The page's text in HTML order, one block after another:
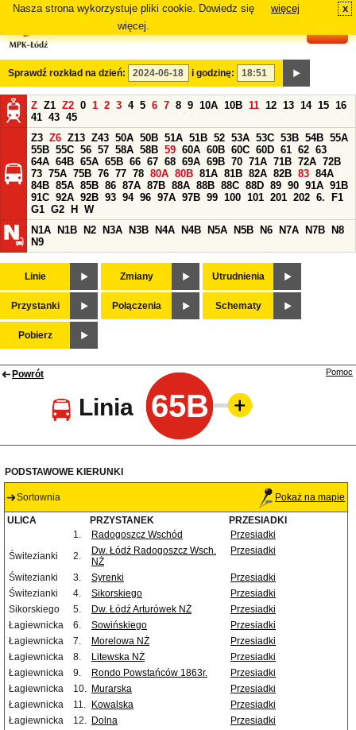
Nasza strona wykorzystuje pliki cookie. Dowiedz się
więcej.
więcej x
Sprawdź rozkład na dzień: i godzinę:
Z Z1 Z2 0 1 2 3 4 5 6 7 8 9 10A 10B 11 12 13 14 15 16
41 43 45
Z3 Z6 Z13 Z43 50A 50B 51A 51B 52 53A 53C 53B 54B 55A
55B 55C 56 57 58A 58B 59 60A 60B 60C 60D 61 62 63
64A 64B 65A 65B 66 67 68 69A 69B 70 71A 71B 72A 72B
73 75A 75B 76 77 78 80A 80B 81A 81B 82A 82B 83 84A
84B 85A 85B 86 87A 87B 88A 88B 88C 88D 89 90 91A 91B
91C 92A 92B 93 94 96 97A 97B 99 100 101 201 202 6.
F1
G1 G2 H
W
N1A
N1B N2 N3A N3B N4A N4B N5A N5B N6 N7A N7B
N8
N9
Linie Zmiany Utrudnienia
Przystanki Połączenia Schematy
Pobierz
Powrót
Linia 65B
Pomoc
PODSTAWOWE KIERUNKI
Sortownia Pokaż na mapie
ULICA PRZYSTANEK
PRZESIADKI
1.
Radogoszcz Wschód
Przesiadki
Świtezianki
2.
Dw. Łódź Radogoszcz Wsch.
NŻ
Przesiadki
Świtezianki 3. Syrenki
Przesiadki
Świtezianki
4. Sikorskiego
Przesiadki
Sikorskiego
5. Dw. Łódź Arturówek NŻ
Przesiadki
Łagiewnicka
6. Sowińskiego
Przesiadki
Łagiewnicka
7. Morelowa NŻ
Przesiadki
Łagiewnicka
8. Litewska NŻ
Przesiadki
Łagiewnicka
9. Rondo Powstańców 1863r.
Przesiadki
Łagiewnicka
10. Murarska
Przesiadki
Łagiewnicka
11. Kowalska
Przesiadki
Łagiewnicka
12. Dolna
Przesiadki